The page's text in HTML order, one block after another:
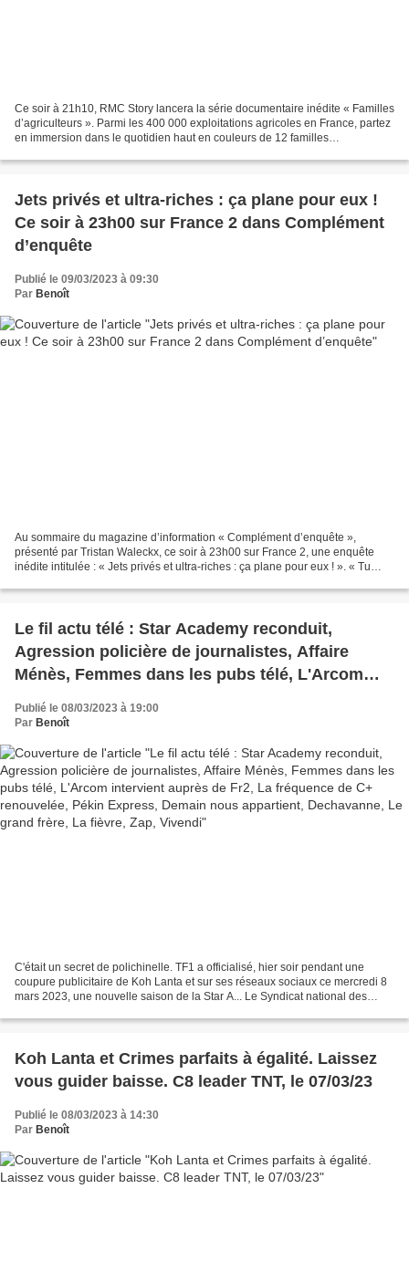
Ce soir à 21h10, RMC Story lancera la série documentaire inédite « Familles
d’agriculteurs ». Parmi les 400 000 exploitations agricoles en France, partez
en immersion dans le quotidien haut en couleurs de 12 familles
Jets privés et ultra-riches : ça plane pour eux !
Ce soir à 23h00 sur France 2 dans Complément
d’enquête
Publié le 09/03/2023 à 09:30
Par Benoît
Au sommaire du magazine d’information « Complément d’enquête »,
présenté par Tristan Waleckx, ce soir à 23h00 sur France 2, une enquête
inédite intitulée : « Jets privés et ultra-riches : ça plane pour eux ! ». « Tu
Le fil actu télé : Star Academy reconduit,
Agression policière de journalistes, Affaire
Ménès, Femmes dans les pubs télé, L'Arcom
intervient auprès de Fr2, La fréquence de C+
renouvelée, Pékin Express, Demain nous
fièvre, Zap, Vivendi
Publié le 08/03/2023 à 19:00
Par Benoît
C'était un secret de polichinelle. TF1 a officialisé, hier soir pendant une
coupure publicitaire de Koh Lanta et sur ses réseaux sociaux ce mercredi 8
mars 2023, une nouvelle saison de la Star A... Le Syndicat national des
Koh Lanta et Crimes parfaits à égalité. Laissez
vous guider baisse. C8 leader TNT, le 07/03/23
Publié le 08/03/2023 à 14:30
Par Benoît